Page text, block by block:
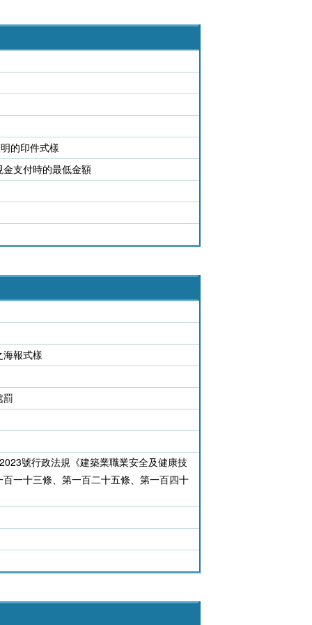
的印件式樣
支付時的最低金額
報式樣
罰
號行政法規《建築業職業安全及健康技
一十三條、第一百二十五條、第一百四十